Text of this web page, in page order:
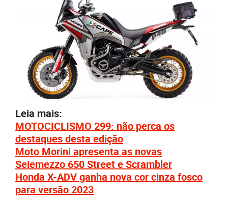
Leia mais:
MOTOCICLISMO 299: não perca os
destaques desta edição
Moto Morini apresenta as novas
Seiemezzo 650 Street e Scrambler
Honda X-ADV ganha nova cor cinza fosco
para versão 2023